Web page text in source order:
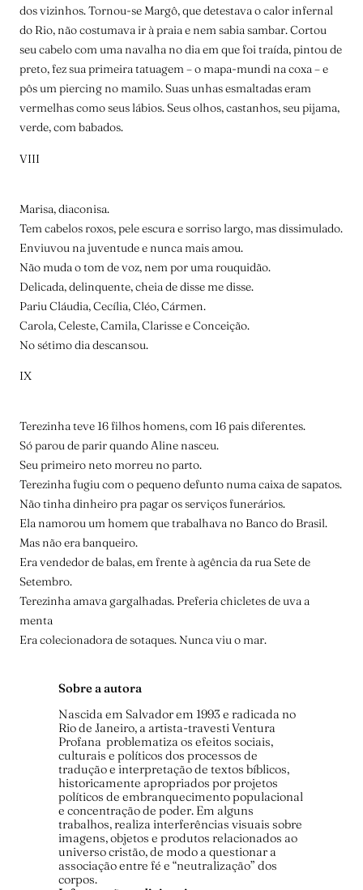
dos vizinhos. Tornou-se Margô, que detestava o calor infernal
do Rio, não costumava ir à praia e nem sabia sambar. Cortou
seu cabelo com uma navalha no dia em que foi traída, pintou de
preto, fez sua primeira tatuagem – o mapa-mundi na coxa – e
pôs um piercing no mamilo. Suas unhas esmaltadas eram
vermelhas como seus lábios. Seus olhos, castanhos, seu pijama,
verde, com babados.
VIII
Marisa, diaconisa.
Tem cabelos roxos, pele escura e sorriso largo, mas dissimulado.
Enviuvou na juventude e nunca mais amou.
Não muda o tom de voz, nem por uma rouquidão.
Delicada, delinquente, cheia de disse me disse.
Pariu Cláudia, Cecília, Cléo, Cármen.
Carola, Celeste, Camila, Clarisse e Conceição.
No sétimo dia descansou.
IX
Terezinha teve 16 filhos homens, com 16 pais diferentes.
Só parou de parir quando Aline nasceu.
Seu primeiro neto morreu no parto.
Terezinha fugiu com o pequeno defunto numa caixa de sapatos.
Não tinha dinheiro pra pagar os serviços funerários.
Ela namorou um homem que trabalhava no Banco do Brasil.
Mas não era banqueiro.
Era vendedor de balas, em frente à agência da rua Sete de
Setembro.
Terezinha amava gargalhadas. Preferia chicletes de uva a
menta
Era colecionadora de sotaques. Nunca viu o mar.
Sobre a autora
Nascida em Salvador em 1993 e radicada no
Rio de Janeiro, a artista-travesti Ventura
Profana problematiza os efeitos sociais,
culturais e políticos dos processos de
tradução e interpretação de textos bíblicos,
historicamente apropriados por projetos
políticos de embranquecimento populacional
e concentração de poder. Em alguns
trabalhos, realiza interferências visuais sobre
imagens, objetos e produtos relacionados ao
universo cristão, de modo a questionar a
associação entre fé e “neutralização” dos
corpos.